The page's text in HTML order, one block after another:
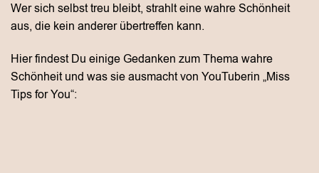
Wer sich selbst treu bleibt, strahlt eine wahre Schönheit
aus, die kein anderer übertreffen kann.
Hier findest Du einige Gedanken zum Thema wahre
Schönheit und was sie ausmacht von YouTuberin „Miss
Tips for You“: